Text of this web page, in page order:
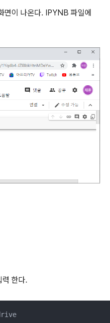
면이 나온다. IPYNB 파일에
력 한다.